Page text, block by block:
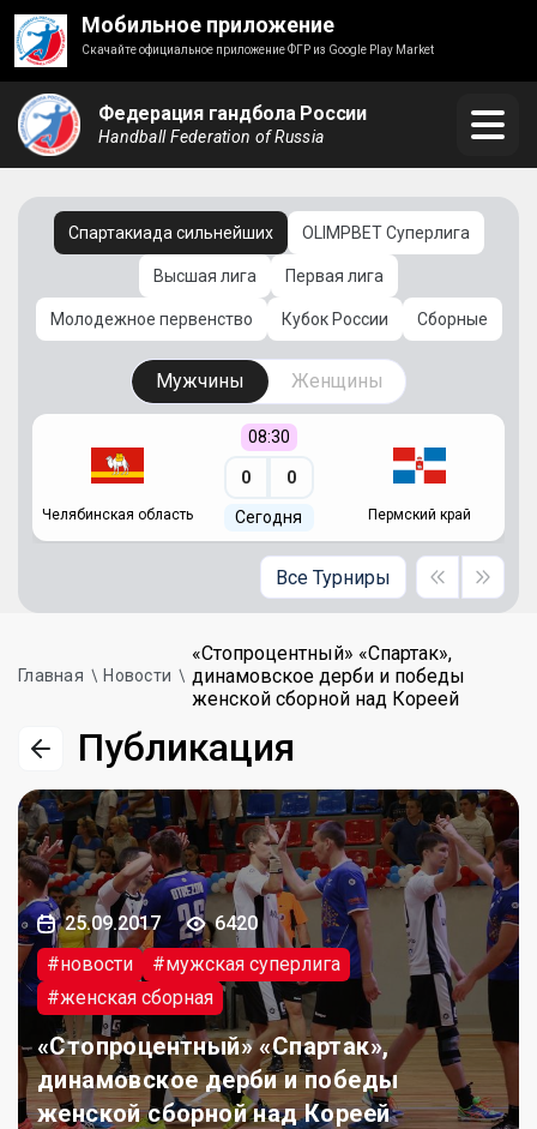
Мобильное приложение
Скачайте официальное приложение ФГР из Google Play Market
Федерация гандбола России
Handball Federation of Russia
Спартакиада сильнейших OLIMPBET Суперлига
Высшая лига Первая лига
Молодежное первенство Кубок России Сборные
Мужчины Женщины
Челябинская область
08:30
0 0
Сегодня Пермский край
Все Турниры
Главная Новости
«Стопроцентный» «Спартак»,
динамовское дерби и победы
женской сборной над Кореей
Публикация
25.09.2017
6420
#новости
#мужская суперлига
#женская сборная
«Стопроцентный» «Спартак»,
динамовское дерби и победы
женской сборной над Кореей